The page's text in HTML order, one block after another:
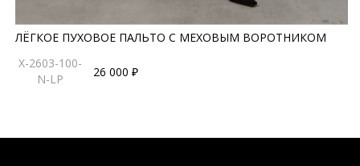
ЛЁГКОЕ ПУХОВОЕ ПАЛЬТО С МЕХОВЫМ ВОРОТНИКОМ
X-2603-100-
N-LP
26 000 ₽